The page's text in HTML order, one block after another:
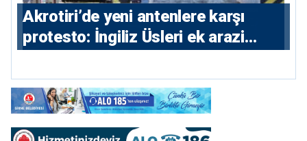
⁠Akrotiri’de yeni antenlere karşı
protesto: İngiliz Üsleri ek arazi